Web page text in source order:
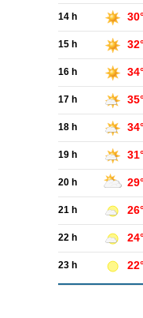
14 h 30°
15 h 32°
16 h 34°
17 h 35°
18 h 34°
19 h 31°
20 h 29°
21 h 26°
22 h 24°
23 h 22°